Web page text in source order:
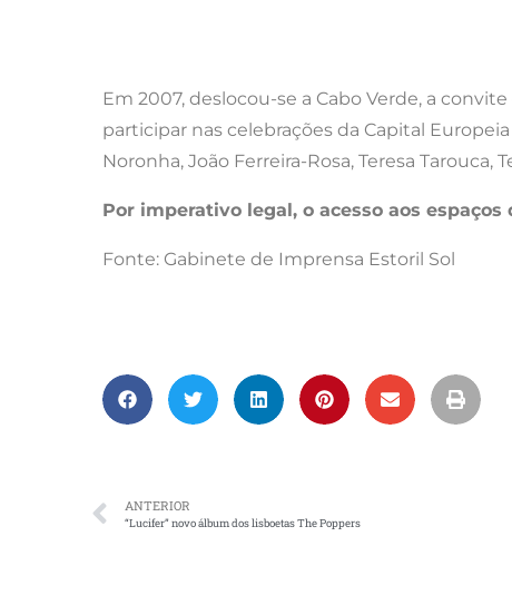
Em 2007, deslocou-se a Cabo Verde, a
participar nas celebrações da Capital
Noronha, João Ferreira-Rosa, Teresa Tarouca,
Por imperativo legal, o acesso aos
Fonte: Gabinete de Imprensa Estoril Sol
ANTERIOR
“Lucifer” novo álbum dos lisboetas The Poppers